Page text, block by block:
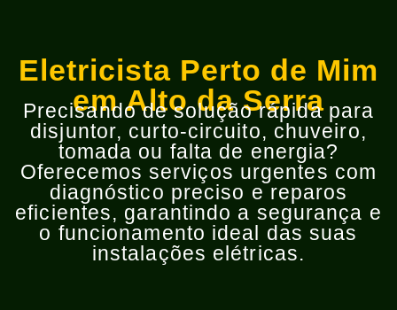
Eletricista Perto de Mim
em Alto da Serra
Precisando de solução rápida para
disjuntor, curto-circuito, chuveiro,
tomada ou falta de energia?
Oferecemos serviços urgentes com
diagnóstico preciso e reparos
eficientes, garantindo a segurança e
o funcionamento ideal das suas
instalações elétricas.